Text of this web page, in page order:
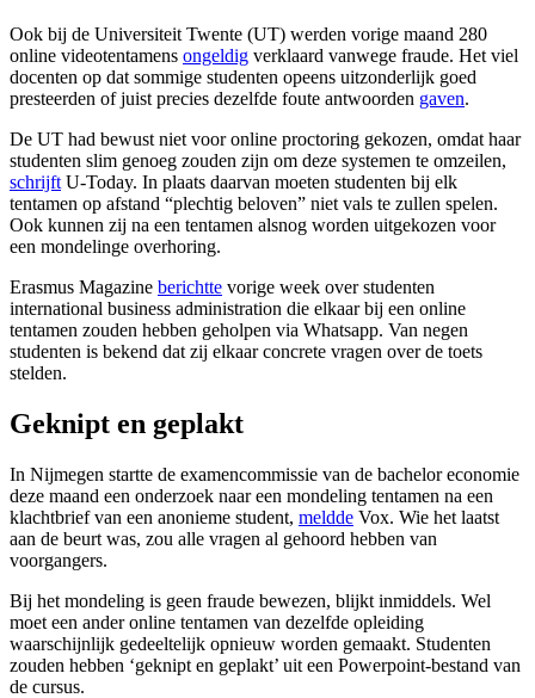
Ook bij de Universiteit Twente (UT) werden vorige maand 280
online videotentamens ongeldig verklaard vanwege fraude. Het viel
docenten op dat sommige studenten opeens uitzonderlijk goed
presteerden of juist precies dezelfde foute antwoorden gaven.
De UT had bewust niet voor online proctoring gekozen, omdat haar
studenten slim genoeg zouden zijn om deze systemen te omzeilen,
schrijft U-Today. In plaats daarvan moeten studenten bij elk
tentamen op afstand “plechtig beloven” niet vals te zullen spelen.
Ook kunnen zij na een tentamen alsnog worden uitgekozen voor
een mondelinge overhoring.
Erasmus Magazine berichtte vorige week over studenten
international business administration die elkaar bij een online
tentamen zouden hebben geholpen via Whatsapp. Van negen
studenten is bekend dat zij elkaar concrete vragen over de toets
stelden.
Geknipt en geplakt
In Nijmegen startte de examencommissie van de bachelor economie
deze maand een onderzoek naar een mondeling tentamen na een
klachtbrief van een anonieme student, meldde Vox. Wie het laatst
aan de beurt was, zou alle vragen al gehoord hebben van
voorgangers.
Bij het mondeling is geen fraude bewezen, blijkt inmiddels. Wel
moet een ander online tentamen van dezelfde opleiding
waarschijnlijk gedeeltelijk opnieuw worden gemaakt. Studenten
zouden hebben ‘geknipt en geplakt’ uit een Powerpoint-bestand van
de cursus.